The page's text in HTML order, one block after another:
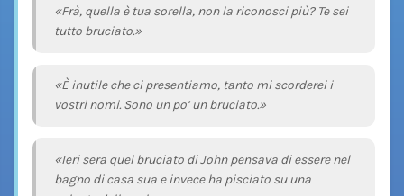
«Frà, quella è tua sorella, non la riconosci più? Te sei
tutto bruciato.»
«È inutile che ci presentiamo, tanto mi scorderei i
vostri nomi. Sono un po’ un bruciato.»
«Ieri sera quel bruciato di John pensava di essere nel
bagno di casa sua e invece ha pisciato su una